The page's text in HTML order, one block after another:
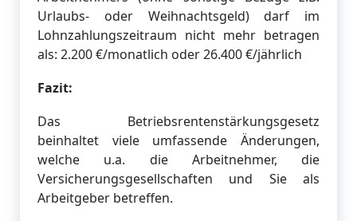
Urlaubs- oder Weihnachtsgeld) darf im
Lohnzahlungszeitraum nicht mehr betragen
als: 2.200 €/monatlich oder 26.400 €/jährlich
Fazit:
Das Betriebsrentenstärkungsgesetz
beinhaltet viele umfassende Änderungen,
welche u.a. die Arbeitnehmer, die
Versicherungsgesellschaften und Sie als
Arbeitgeber betreffen.